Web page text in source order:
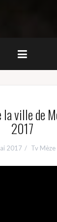
ville de
2017
2017 Tv Mèze